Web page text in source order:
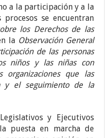
a la participación y a la
se encuentran
los Derechos de las
la Observación General
de las personas
niños y las niñas con
organizaciones que las
y el seguimiento de la
y Ejecutivos
puesta en marcha de